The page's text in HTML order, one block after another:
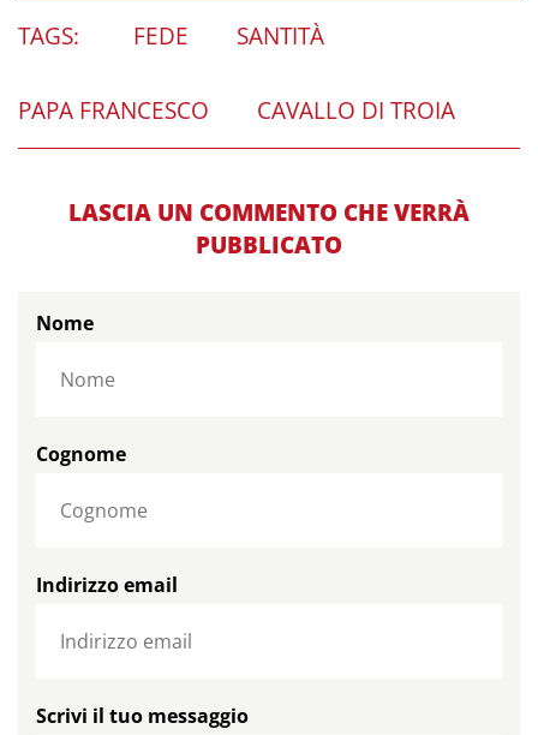
TAGS: FEDE SANTITÀ
PAPA FRANCESCO CAVALLO DI TROIA
LASCIA UN COMMENTO CHE VERRÀ
PUBBLICATO
Nome
Cognome
Indirizzo email
Scrivi il tuo messaggio